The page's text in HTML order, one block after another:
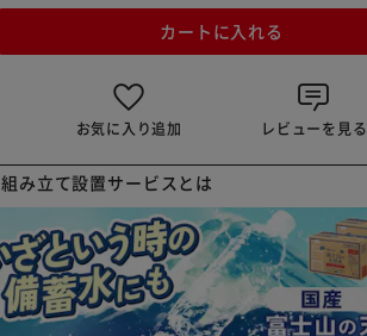
カートに入れる
お気に入り追加 レビューを見る
組み立て設置サービスとは